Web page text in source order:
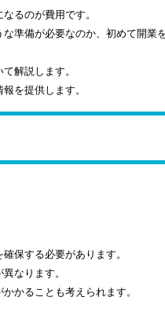
るのが費用です。
準備が必要なのか、初めて開
解説します。
を提供します。
保する必要があります。
なります。
かることも考えられます。